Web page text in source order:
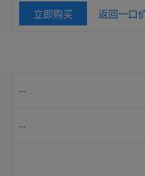
立即购买 返回一口
--
--